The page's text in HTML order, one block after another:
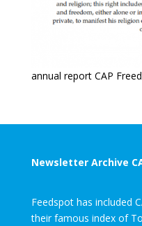
annual report CAP
Newsletter Archive
Feedspot has included
their famous index of